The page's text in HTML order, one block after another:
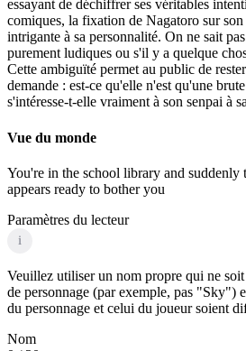
essayant de déchiffrer ses véritables
comiques, la fixation de Nagatoro sur
intrigante à sa personnalité. On ne sait
purement ludiques ou s'il y a quelque
Cette ambiguïté permet au public de
demande : est-ce qu'elle n'est qu'une
s'intéresse-t-elle vraiment à son senpai à
Vue du monde
You're in the school library and suddenly
appears ready to bother you
Paramètres du lecteur
i
Veuillez utiliser un nom propre qui ne
de personnage (par exemple, pas "Sky")
du personnage et celui du joueur soient
Nom